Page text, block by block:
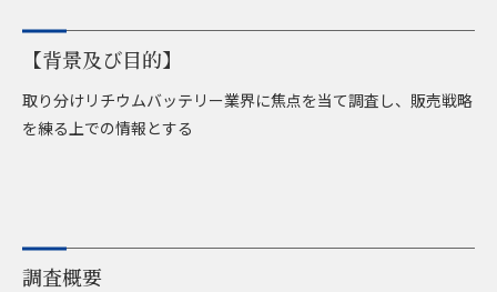
お知らせ
お問い合わせ
【背景及び目的】
取り分けリチウムバッテリー業界に焦点を当て調査し、販売戦略
を練る上での情報とする
調査概要